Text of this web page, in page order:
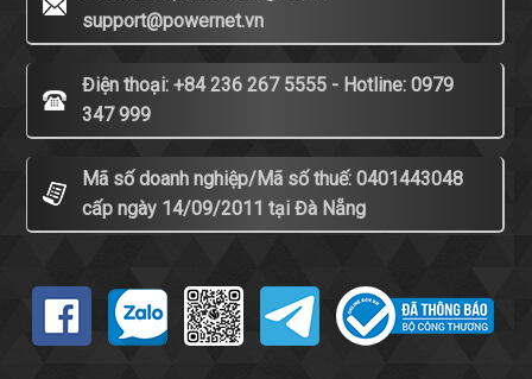
support@powernet.vn
Điện thoại: +84 236 267 5555 - Hotline: 0979
347 999
Mã số doanh nghiệp/Mã số thuế: 0401443048
cấp ngày 14/09/2011 tại Đà Nẵng